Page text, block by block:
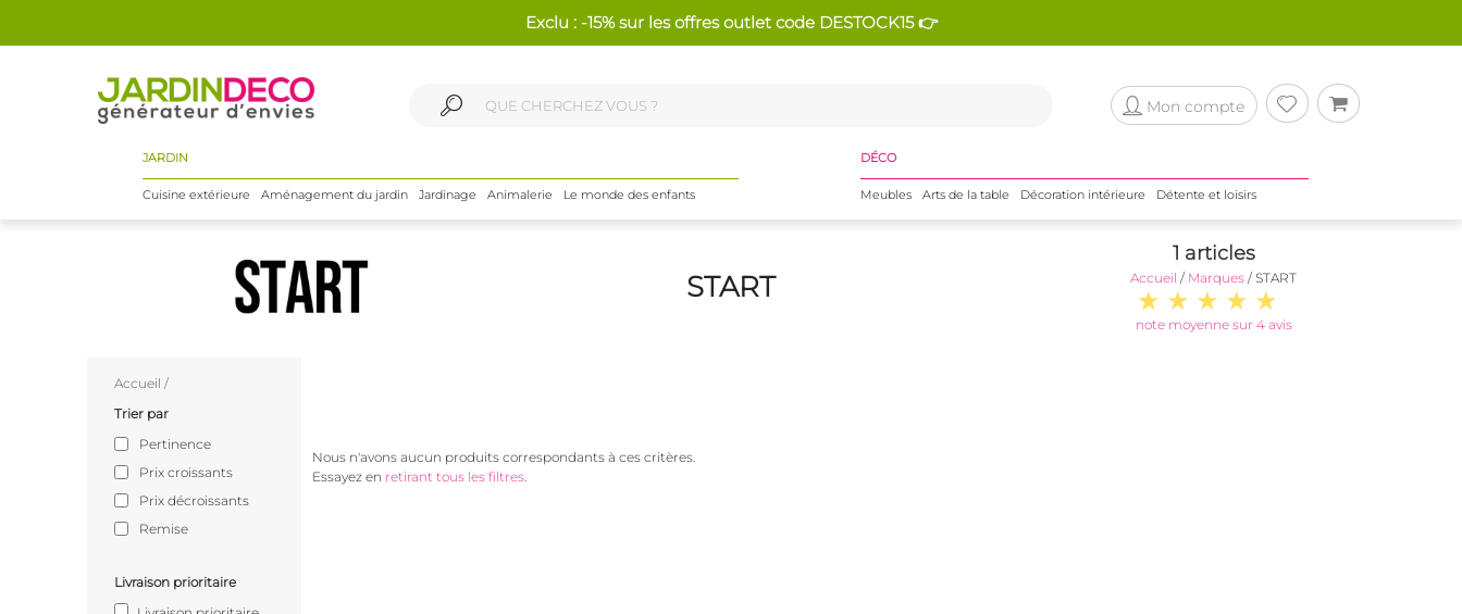
Exclu : -15% sur les offres outlet code DESTOCK15 👉
Mon compte
JARDIN
Cuisine extérieure Aménagement du jardin Jardinage Animalerie Le monde des enfants
DÉCO
Meubles Arts de la table Décoration intérieure Détente et loisirs
START
1 articles
Accueil / Marques /START
note moyenne sur 4 avis
Accueil /
Trier par
Pertinence
Prix croissants
Prix décroissants
Remise
Livraison prioritaire
Nous n'avons aucun produits correspondants à ces critères.
Essayez en retirant tous les filtres